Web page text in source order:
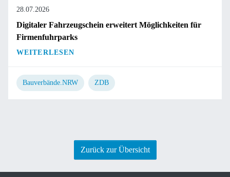
28.07.2026
Digitaler Fahrzeugschein erweitert Möglichkeiten für
Firmenfuhrparks
WEITERLESEN
Bauverbände.NRW ZDB
Zurück zur Übersicht